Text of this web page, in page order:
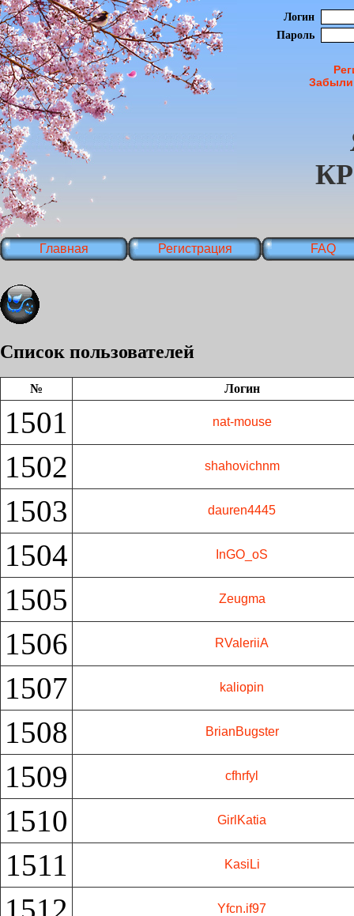
Логин
Пароль
Главная Регистрация FAQ
Список пользователей
№ Логин
1501 nat-mouse
1502 shahovichnm
1503 dauren4445
1504 InGO_oS
1505 Zeugma
1506 RValeriiA
1507 kaliopin
1508 BrianBugster
1509 cfhrfyl
1510 GirlKatia
1511 KasiLi
Yfcn.if97